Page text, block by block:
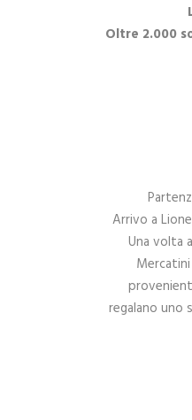
Oltre 2.000
Arrivo a
Una volta
regalano uno